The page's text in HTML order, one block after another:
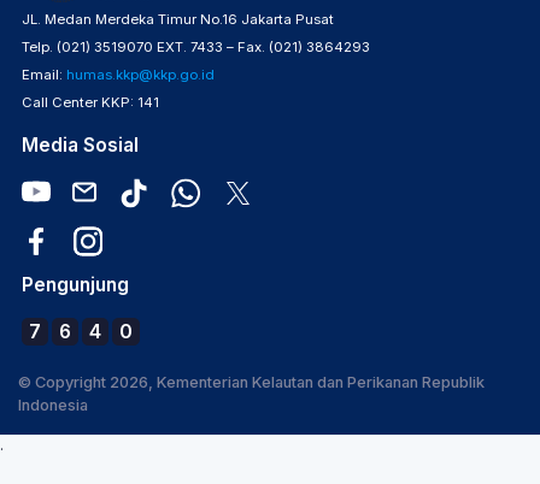
JL. Medan Merdeka Timur No.16 Jakarta Pusat
Telp. (021) 3519070 EXT. 7433 – Fax. (021) 3864293
Email: humas.kkp@kkp.go.id
Call Center KKP: 141
Media Sosial
Pengunjung
7 6 4 0
© Copyright 2026, Kementerian Kelautan dan Perikanan Republik
Indonesia
.